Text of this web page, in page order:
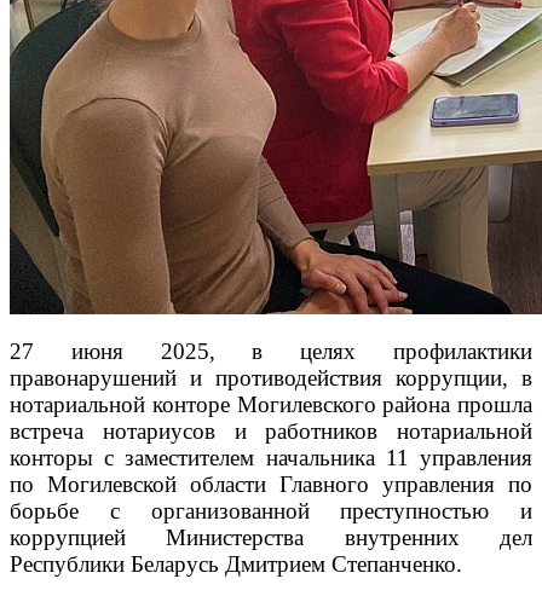
27 июня 2025, в целях профилактики
правонарушений и противодействия коррупции, в
нотариальной конторе Могилевского района прошла
встреча нотариусов и работников нотариальной
конторы с заместителем начальника 11 управления
по Могилевской области Главного управления по
борьбе с организованной преступностью и
коррупцией Министерства внутренних дел
Республики Беларусь Дмитрием Степанченко.